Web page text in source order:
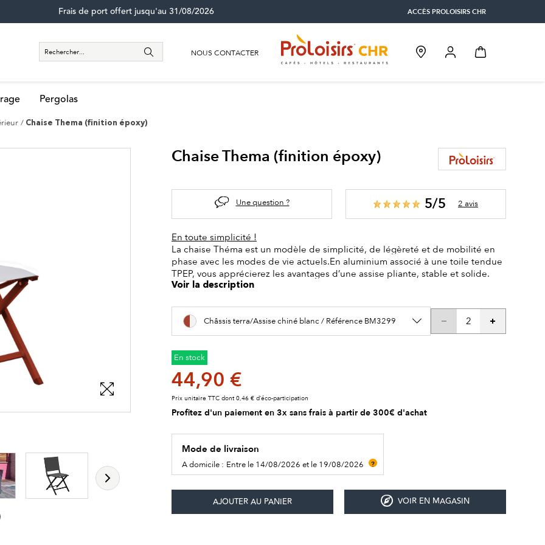
ACCÈS PROLOISIRS CHR
Frais de port offert jusqu'au 31/08/2026
NOUS CONTACTER
Pergolas
Chaise Thema (finition époxy)
Chaise Thema (finition époxy)
Une question ? 5/5 2 avis
En toute simplicité !
La chaise Théma est un modèle de simplicité, de légèreté et de mobilité en
phase avec les modes de vie actuels.En aluminium associé à une toile tendue
TPEP, vous apprécierez les avantages d’une assise pliante, stable et solide.
Voir la description
Châssis terra/Assise chiné blanc / Référence BM3299
En stock
44,90 €
Prix unitaire TTC dont 0,46 € d’éco-participation
Profitez d'un paiement en 3x sans frais à partir de 300€ d'achat
Mode de livraison
A domicile : Entre le 14/08/2026 et le 19/08/2026 ?
VOIR EN MAGASIN